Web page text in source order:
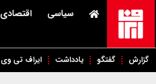
سیاسی اقتصادی
گزارش گفتگو یادداشت ایراف تی وی